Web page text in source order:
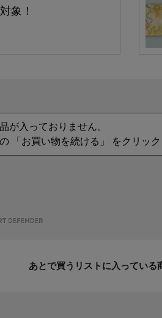
象！
が入っておりません。
「お買い物を続ける」 をクリック
あとで買うリストに入っている